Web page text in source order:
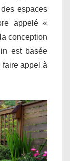
espaces
appelé «
conception
est basée
faire appel à